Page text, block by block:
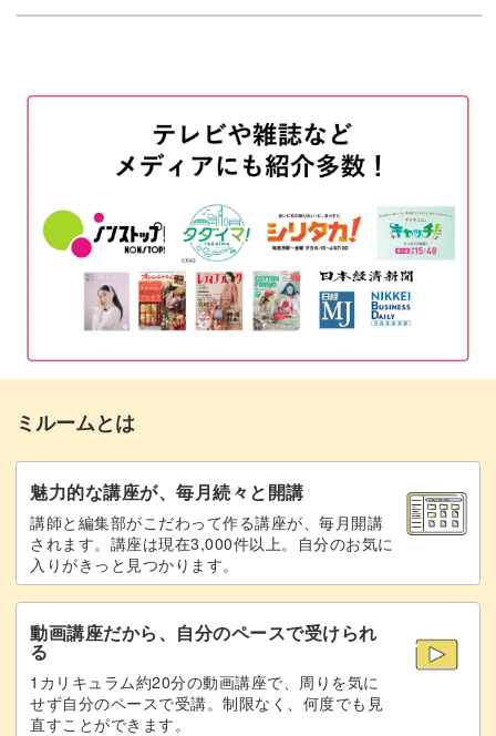
先生こだわりのテクニックをたっぷりご紹介！
レッスンを見ながら天然石のラインの描き方を練習して、
透明感とニュアンスがある天然石のアートは、ナチュラル
で大人の女性にぴったりな指先を演出♪
然石のラインの色をアレンジして発展させていきましょ
う。
ぜひサロンワークで活用してみてくださいね♪
2色を使ってベースカラーを作る
マットトップジェルを塗布する
インクでクラックを描く 10:11
その他のお爪のアート
2色でグラデーションを作る
薬指にラメやシェルをのせる 34:34
ハイグロスビルダージェルを塗布する
表面を削ってフォルムを整える
グラデーションのお爪にミラーを施す 51:32
トップジェルでコーティングする 56:30
グラデーション部分をマットで仕上げる 60:38
完成♪
ミルームとは
魅力的な講座が、毎月続々と開講
講師と編集部がこだわって作る講座が、毎月開講
されます。講座は現在3,000件以上。自分のお気に
入りがきっと見つかります。
動画講座だから、自分のペースで受けられ
る
1カリキュラム約20分の動画講座で、周りを気に
せず自分のペースで受講。制限なく、何度でも見
直すことができます。